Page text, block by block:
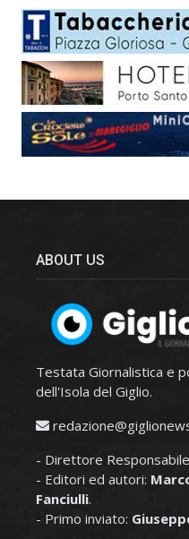
ABOUT US
Testata Giornalistica e
dell'Isola del Giglio.
- Direttore
- Editori ed autori:
Fanciulli.
- Primo inviato: